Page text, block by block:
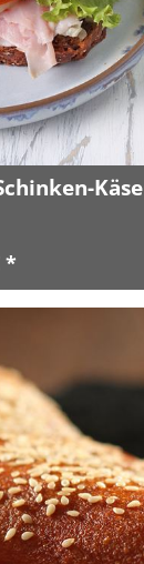
Käse
*